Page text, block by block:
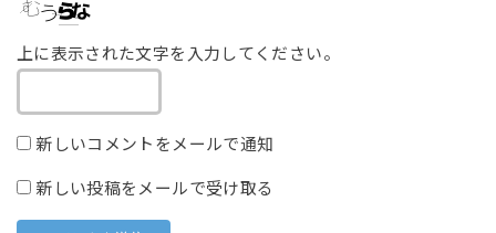
上に表示された文字を入力してください。
新しいコメントをメールで通知
新しい投稿をメールで受け取る